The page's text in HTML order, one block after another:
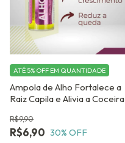
Ampola de Alho Fortalece a
Raiz Capila e Alivia a Coceira
R$6,90
R$9,90
30% OFF
ATÉ 5% OFF EM QUANTIDADE